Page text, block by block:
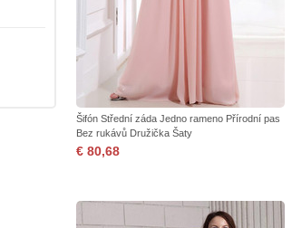
Šifón Střední záda Jedno rameno Přírodní pas
Bez rukávů Družička Šaty
€ 80,68